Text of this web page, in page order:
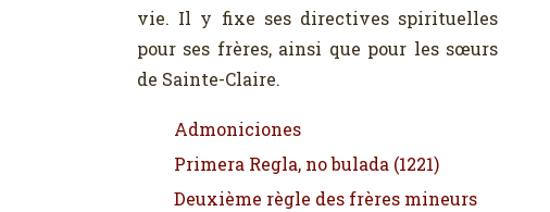
vie. Il y fixe ses directives spirituelles
pour ses frères, ainsi que pour les sœurs
de Sainte-Claire.
Admoniciones
Primera Regla, no bulada (1221)
Deuxième règle des frères mineurs